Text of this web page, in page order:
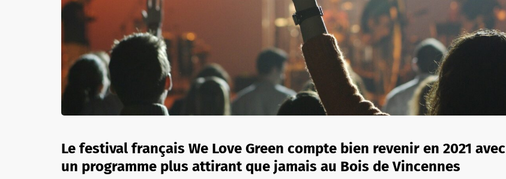
Le festival français We Love Green compte bien revenir en 2021 avec
un programme plus attirant que jamais au Bois de Vincennes